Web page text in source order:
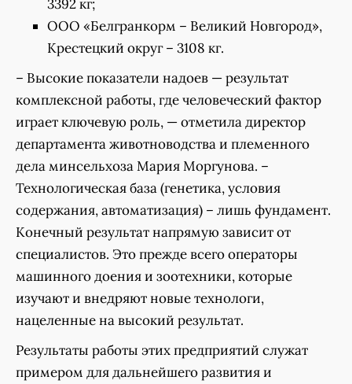
3392 кг;
ООО «Белгранкорм – Великий Новгород»,
Крестецкий округ – 3108 кг.
– Высокие показатели надоев — результат
комплексной работы, где человеческий фактор
играет ключевую роль, — отметила директор
департамента животноводства и племенного
дела минсельхоза Мария Моргунова. –
Технологическая база (генетика, условия
содержания, автоматизация) – лишь фундамент.
Конечный результат напрямую зависит от
специалистов. Это прежде всего операторы
машинного доения и зоотехники, которые
изучают и внедряют новые технологи,
нацеленные на высокий результат.
Результаты работы этих предприятий служат
примером для дальнейшего развития и